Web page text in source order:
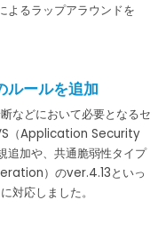
よるラップアラウンドを
ルールを追加
などにおいて必要となるセ
（Application Security
加や、共通脆弱性タイプ
）のver.4.13といっ
対応しました。